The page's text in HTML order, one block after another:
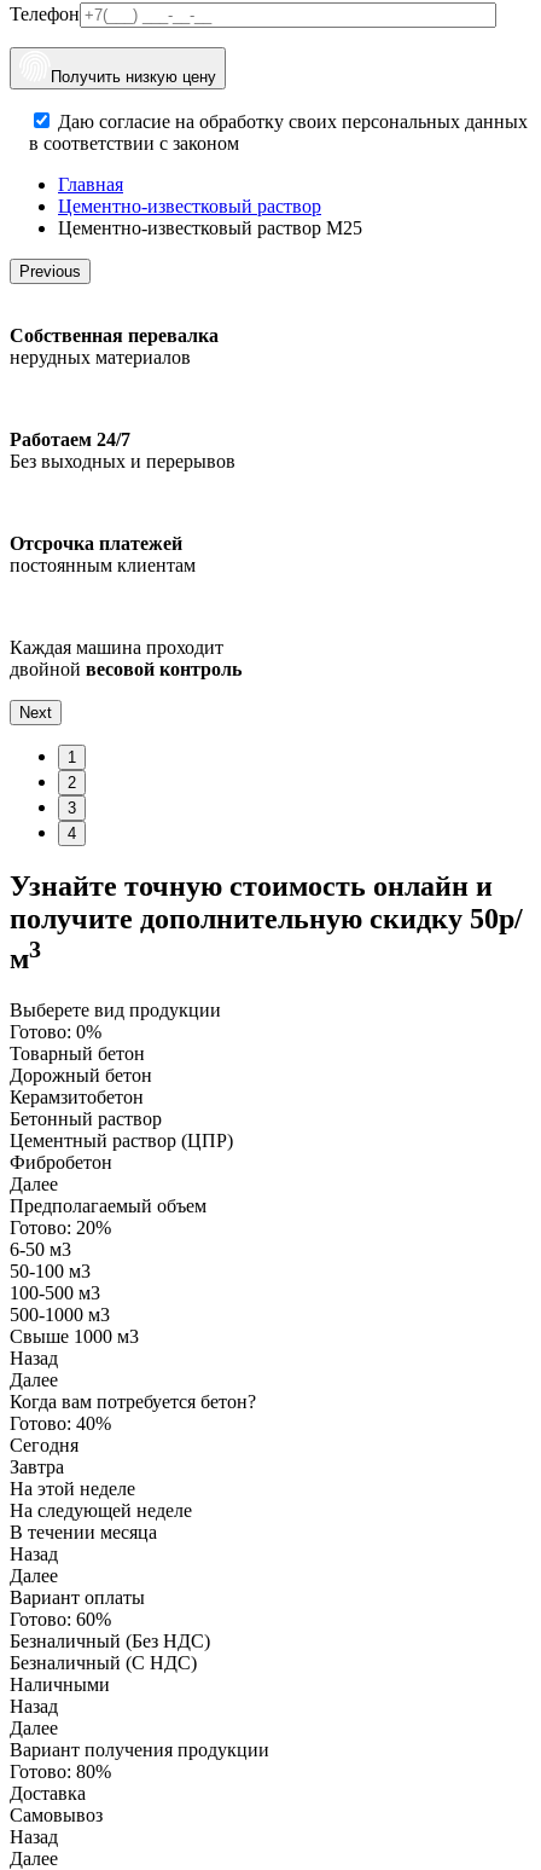
Телефон
Получить низкую цену
Даю согласие на обработку своих персональных данных
в соответствии с законом
Главная
Цементно-известковый раствор
Цементно-известковый раствор М25
Previous
Собственная перевалка
нерудных материалов
Работаем 24/7
Без выходных и перерывов
Отсрочка платежей
постоянным клиентам
Каждая машина проходит
двойной весовой контроль
Next
1
2
3
4
Узнайте точную стоимость онлайн и
получите дополнительную скидку 50р/
м3
Выберете вид продукции
Готово: 0%
Товарный бетон
Дорожный бетон
Керамзитобетон
Бетонный раствор
Цементный раствор (ЦПР)
Фибробетон
Далее
Предполагаемый объем
Готово: 20%
6-50 м3
50-100 м3
100-500 м3
500-1000 м3
Свыше 1000 м3
Назад
Далее
Когда вам потребуется бетон?
Готово: 40%
Сегодня
Завтра
На этой неделе
На следующей неделе
В течении месяца
Назад
Далее
Вариант оплаты
Готово: 60%
Безналичный (Без НДС)
Безналичный (С НДС)
Наличными
Назад
Далее
Вариант получения продукции
Готово: 80%
Доставка
Самовывоз
Назад
Далее